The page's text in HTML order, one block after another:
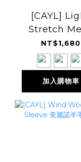
[CAYL]
Stretch
Cap 輕量彈力
遮陽帽
NT$1,680
加入購物車